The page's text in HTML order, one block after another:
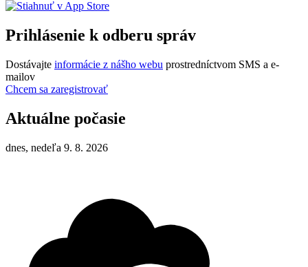
Prihlásenie k odberu správ
Dostávajte informácie z nášho webu prostredníctvom SMS a e-
mailov
Chcem sa zaregistrovať
Aktuálne počasie
dnes, nedeľa 9. 8. 2026